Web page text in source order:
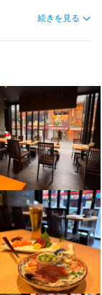
屋コーチンの半熟
す。
、酒に合う料理
す。
っており、こだわ
くご来店されま
タイプの異なる日
続きを見る
思いきり発揮して
なことや挑戦し
。
る方歓迎！
アにつなげること
思いきり発揮して
意なことや挑戦し
。
思いきり発揮して
なことや挑戦し
。
アにつなげること
思いきり発揮して
意なことや挑戦し
。
を活かしながら働
。
を活かしながら働
げていきません